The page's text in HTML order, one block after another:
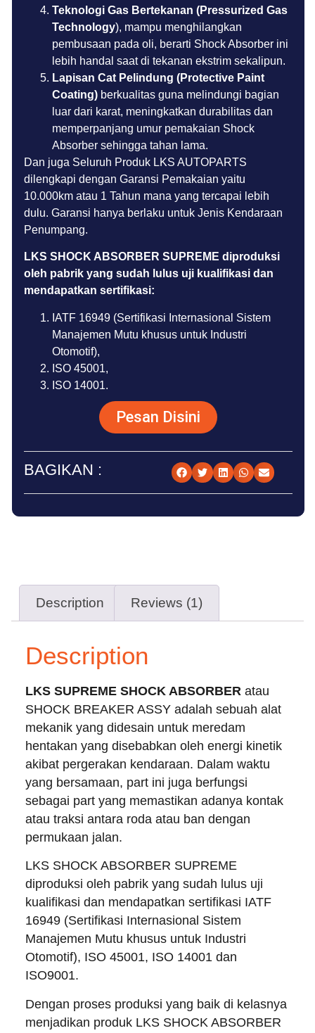
Teknologi Gas Bertekanan (Pressurized Gas
Technology), mampu menghilangkan
pembusaan pada oli, berarti Shock Absorber ini
lebih handal saat di tekanan ekstrim sekalipun.
Lapisan Cat Pelindung (Protective Paint
Coating) berkualitas guna melindungi bagian
luar dari karat, meningkatkan durabilitas dan
memperpanjang umur pemakaian Shock
Absorber sehingga tahan lama.
Dan juga Seluruh Produk LKS AUTOPARTS
dilengkapi dengan Garansi Pemakaian yaitu
10.000km atau 1 Tahun mana yang tercapai lebih
dulu. Garansi hanya berlaku untuk Jenis Kendaraan
Penumpang.
LKS SHOCK ABSORBER SUPREME diproduksi
oleh pabrik yang sudah lulus uji kualifikasi dan
mendapatkan sertifikasi:
IATF 16949 (Sertifikasi Internasional Sistem
Manajemen Mutu khusus untuk Industri
Otomotif),
ISO 45001,
ISO 14001.
Pesan Disini
BAGIKAN :
Description Reviews (1)
Description
LKS SUPREME SHOCK ABSORBER atau
SHOCK BREAKER ASSY adalah sebuah alat
mekanik yang didesain untuk meredam
hentakan yang disebabkan oleh energi kinetik
akibat pergerakan kendaraan. Dalam waktu
yang bersamaan, part ini juga berfungsi
sebagai part yang memastikan adanya kontak
atau traksi antara roda atau ban dengan
permukaan jalan.
LKS SHOCK ABSORBER SUPREME
diproduksi oleh pabrik yang sudah lulus uji
kualifikasi dan mendapatkan sertifikasi IATF
16949 (Sertifikasi Internasional Sistem
Manajemen Mutu khusus untuk Industri
Otomotif), ISO 45001, ISO 14001 dan
ISO9001.
Dengan proses produksi yang baik di kelasnya
menjadikan produk LKS SHOCK ABSORBER